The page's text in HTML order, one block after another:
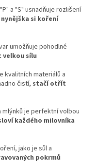
a "S" usnadňuje rozlišení
si koření
umožňuje pohodlné
velkou sílu
kvalitních materiálů a
čistí, stačí otřít
mlýnků je perfektní volbou
každého milovníka
jako je sůl a
pokrmů